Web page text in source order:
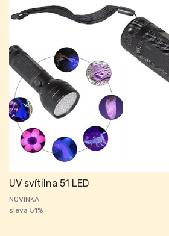
UV svítilna 51 LED
NOVINKA
sleva 51%